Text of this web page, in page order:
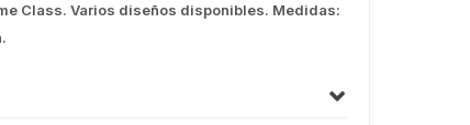
Class. Varios diseños disponibles. Medidas: